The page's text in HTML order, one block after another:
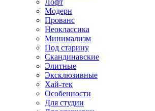
Лофт
Модерн
Прованс
Неоклассика
Минимализм
Под старину
Скандинавские
Элитные
Эксклюзивные
Хай-тек
Особенности
Для студии